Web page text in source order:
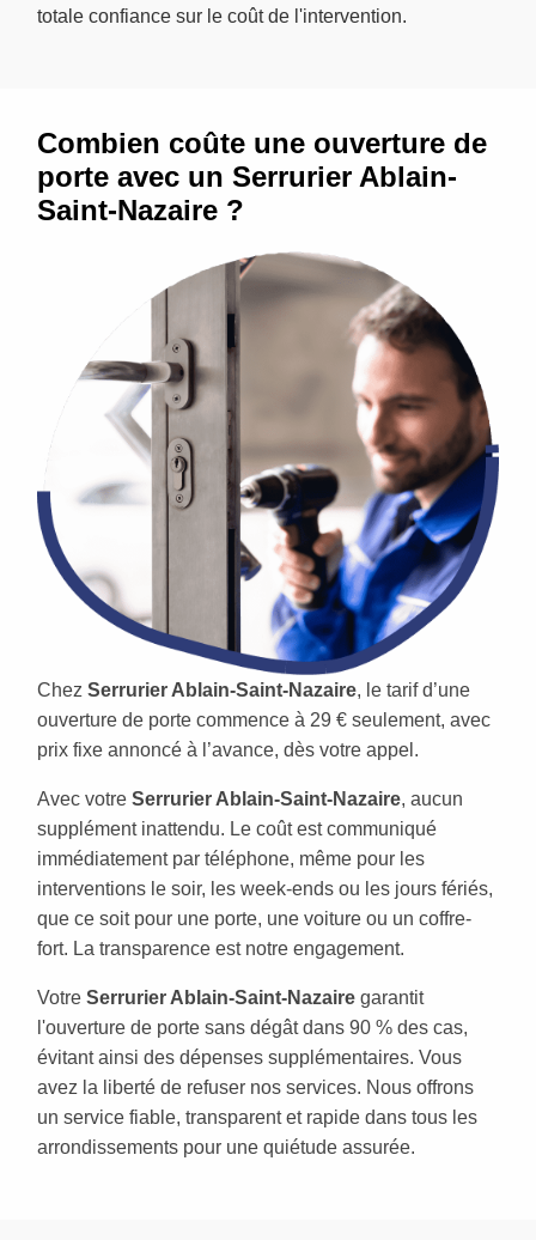
totale confiance sur le coût de l'intervention.
Combien coûte une ouverture de
porte avec un Serrurier Ablain-
Saint-Nazaire ?
Chez Serrurier Ablain-Saint-Nazaire, le tarif d’une
ouverture de porte commence à 29 € seulement, avec
prix fixe annoncé à l’avance, dès votre appel.
Avec votre Serrurier Ablain-Saint-Nazaire, aucun
supplément inattendu. Le coût est communiqué
immédiatement par téléphone, même pour les
interventions le soir, les week-ends ou les jours fériés,
que ce soit pour une porte, une voiture ou un coffre-
fort. La transparence est notre engagement.
Votre Serrurier Ablain-Saint-Nazaire garantit
l'ouverture de porte sans dégât dans 90 % des cas,
évitant ainsi des dépenses supplémentaires. Vous
avez la liberté de refuser nos services. Nous offrons
un service fiable, transparent et rapide dans tous les
arrondissements pour une quiétude assurée.